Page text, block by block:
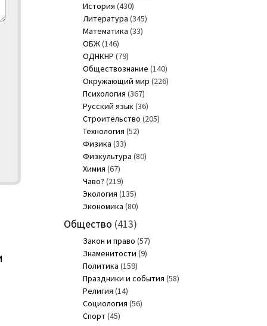
История (430)
Литература (345)
Математика (33)
ОБЖ(146)
ОДНКНР (79)
Обществознание (140)
Окружающий мир (226)
Психология (367)
Русский язык(36)
Строительство (205)
Технология (52)
Физика (33)
Физкультура (80)
Химия (67)
Чаво? (219)
Экология (135)
Экономика (80)
Общество (413)
Закон и право (57)
Знаменитости (9)
Политика (159)
Праздники и события (58)
Религия (14)
Социология (56)
Спорт(45)